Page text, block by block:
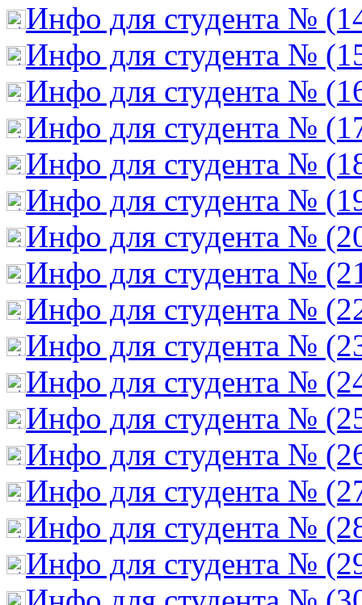
Инфо для студента №
Инфо для студента №
Инфо для студента №
Инфо для студента №
Инфо для студента №
Инфо для студента №
Инфо для студента №
Инфо для студента №
Инфо для студента №
Инфо для студента №
Инфо для студента №
Инфо для студента №
Инфо для студента №
Инфо для студента №
Инфо для студента №
Инфо для студента №